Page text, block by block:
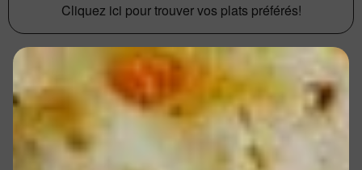
Cliquez ici pour trouver vos plats préférés!